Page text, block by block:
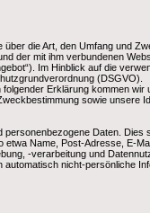
die Art, den Umfang und
der mit ihm verbundenen
Im Hinblick auf die
(DSGVO).
folgender Erklärung kommen
sowie unsere
Daten.
etwa Name, Post-Adresse, E-
-verarbeitung und
nicht-persönliche